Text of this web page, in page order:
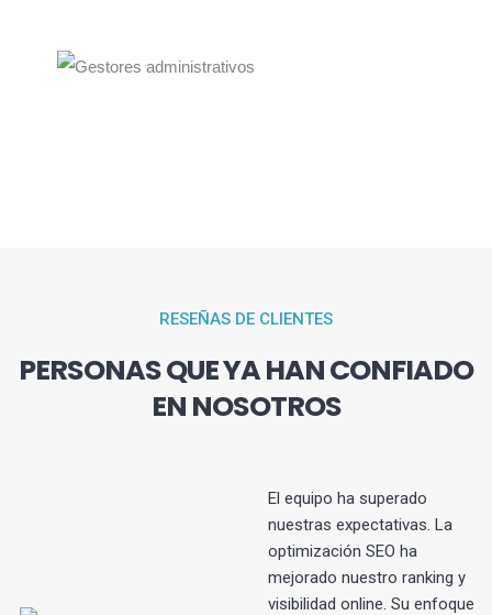
RESEÑAS DE CLIENTES
PERSONAS QUE YA HAN CONFIADO
EN NOSOTROS
El equipo ha superado
nuestras expectativas. La
optimización SEO ha
mejorado nuestro ranking y
visibilidad online. Su enfoque